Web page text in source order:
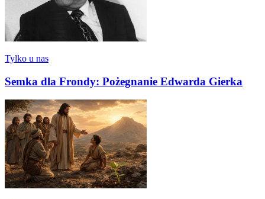
Tylko u nas
Semka dla Frondy: Pożegnanie Edwarda Gierka